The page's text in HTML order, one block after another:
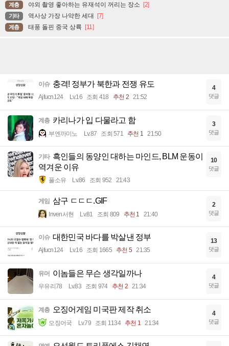
계층 야외 촬영 좋아하는 유재석이 꺼리는 장소 [2]
기타 역사상 가장 나약한 세대 [7]
계층 태풍 돌핀 중국 상륙 [11]
이슈 충격! 정부가 북한과 전쟁 유도
Ajfucn124 Lv.16 조회 418 추천 2 21:52
4
댓글
계층 카리나가 입 다물라고 함
부엔까미노 Lv.87 조회 571 추천 1 21:50
3
댓글
기타 흑인들의 동양인 대하는 마인드, BLM 운동이
역겨운 이유
풀소유 Lv.86 조회 952 21:43
10
댓글
게임 삼구 ㄷㄷㄷ.GIF
Inven서현 Lv.81 조회 809 추천 1 21:40
2
댓글
이슈 대한민국 바다를 박살낸 정부
Ajfucn124 Lv.16 조회 1665 추천 5 21:35
13
댓글
유머 이놈들은 무슨 생각일까나
우유리78 Lv.83 조회 974 추천 2 21:34
4
댓글
계층 오징어게임 미국판 제작 취소
오징어국 Lv.79 조회 1134 추천 1 21:34
4
댓글